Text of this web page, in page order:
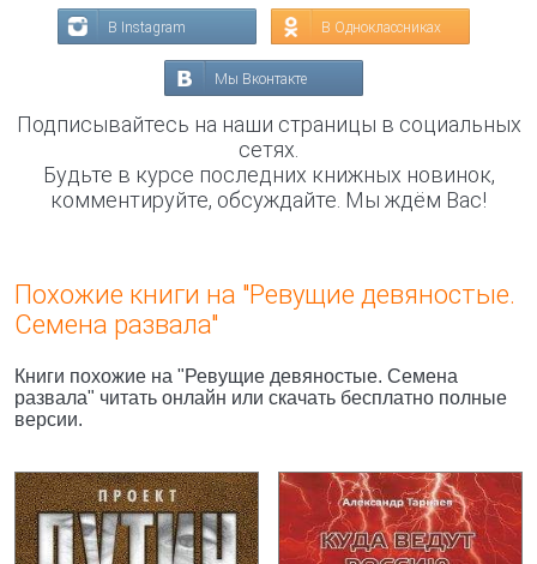
В Instagram В Одноклассниках
Мы Вконтакте
Подписывайтесь на наши страницы в социальных
сетях.
Будьте в курсе последних книжных новинок,
комментируйте, обсуждайте. Мы ждём Вас!
Похожие книги на "Ревущие девяностые.
Семена развала"
Книги похожие на "Ревущие девяностые. Семена
развала" читать онлайн или скачать бесплатно полные
версии.